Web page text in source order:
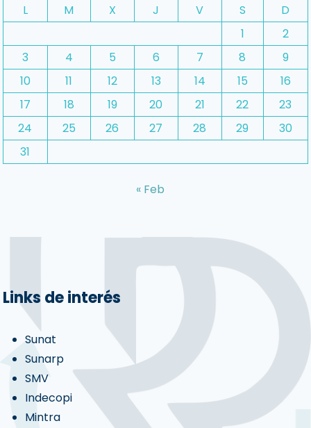
L
M X J V S
D
1
2
3
4 5 6 7 8
9
10
11 12 13 14 15
16
17
18 19 20 21 22
23
24
25 26 27 28 29
30
31
« Feb
Links de interés
Sunat
Sunarp
SMV
Indecopi
Mintra